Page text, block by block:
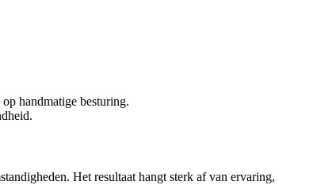
handmatige besturing.
Het resultaat hangt sterk af van ervaring,